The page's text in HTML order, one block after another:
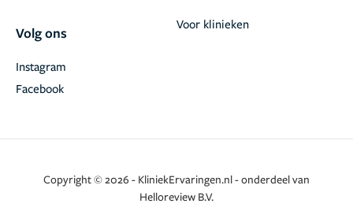
Volg ons
Facebook
Instagram
Voor klinieken
Copyright © 2026 - KliniekErvaringen.nl - onderdeel van
Helloreview B.V.